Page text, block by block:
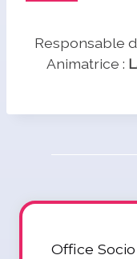
Responsable
Animatrice :
Office